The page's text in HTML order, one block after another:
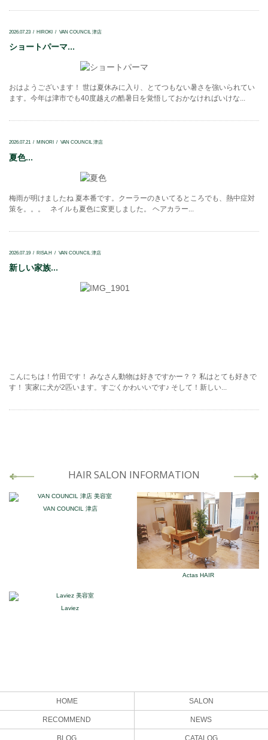
2026.07.23 HIROKI VAN COUNCIL 津店
ショートパーマ...
おはようございます！ 世は夏休みに入り、とてつもない暑さを強いられてい
ます。今年は津市でも40度越えの酷暑日を覚悟しておかなければいけな...
2026.07.21 MINORI VAN COUNCIL 津店
夏色...
梅雨が明けましたね 夏本番です。クーラーのきいてるところでも、熱中症対
策を。。。 ネイルも夏色に変更しました。 ヘアカラー...
2026.07.19 RISA.H VAN COUNCIL 津店
新しい家族...
こんにちは！竹田です！ みなさん動物は好きですかー？？ 私はとても好きで
す！ 実家に犬が2匹います。すごくかわいいです♪ そして！新しい...
HAIR SALON INFORMATION
VAN COUNCIL 津店
Actas HAIR
Laviez
HOME SALON
RECOMMEND NEWS
BLOG CATALOG